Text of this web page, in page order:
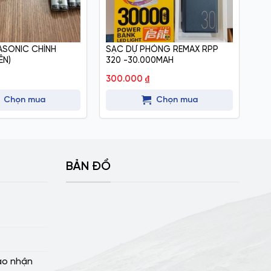
CHÍNH
Chọn mua
SẠC DỰ PHÒNG REMAX RPP
320 -30.000MAH
300.000 ₫
Chọn mua
nhận
BẢN ĐỒ